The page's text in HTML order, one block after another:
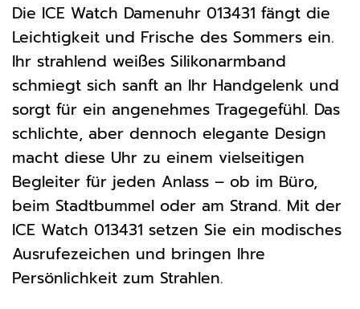
Die ICE Watch Damenuhr 013431 fängt die
Leichtigkeit und Frische des Sommers ein.
Ihr strahlend weißes Silikonarmband
schmiegt sich sanft an Ihr Handgelenk und
sorgt für ein angenehmes Tragegefühl. Das
schlichte, aber dennoch elegante Design
macht diese Uhr zu einem vielseitigen
Begleiter für jeden Anlass – ob im Büro,
beim Stadtbummel oder am Strand. Mit der
ICE Watch 013431 setzen Sie ein modisches
Ausrufezeichen und bringen Ihre
Persönlichkeit zum Strahlen.